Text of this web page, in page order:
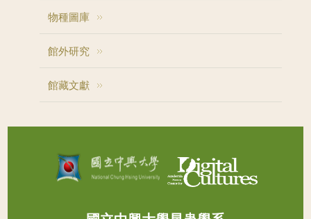
物種圖庫
館外研究
館藏文獻